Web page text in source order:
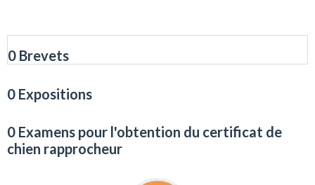
0 Brevets
0 Expositions
0 Examens pour l'obtention du certificat de
chien rapprocheur